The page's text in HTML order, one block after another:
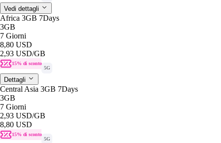
Vedi dettagli
Africa 3GB 7Days
3GB
7 Giorni
8,80 USD
2,93 USD/GB
15% di sconto
5G
Dettagli
Central Asia 3GB 7Days
3GB
7 Giorni
2,93 USD/GB
8,80 USD
15% di sconto
5G